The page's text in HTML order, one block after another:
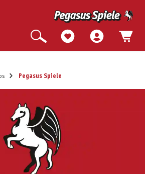
Pegasus Spiele